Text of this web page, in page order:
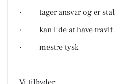
· tager ansvar og er
· kan lide at have travlt
· mestre tysk
Vi tilbyder: